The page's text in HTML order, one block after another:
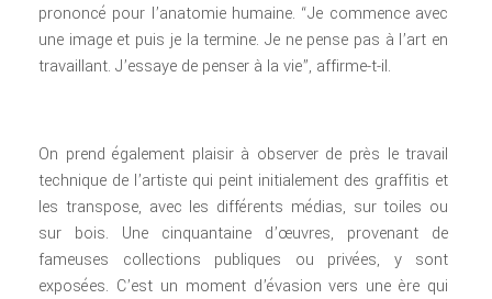
prononcé pour l’anatomie humaine. “Je commence avec
une image et puis je la termine. Je ne pense pas à l’art en
travaillant. J’essaye de penser à la vie”, affirme-t-il.
On prend également plaisir à observer de près le travail
technique de l’artiste qui peint initialement des graffitis et
les transpose, avec les différents médias, sur toiles ou
sur bois. Une cinquantaine d’œuvres, provenant de
fameuses collections publiques ou privées, y sont
exposées. C’est un moment d’évasion vers une ère qui